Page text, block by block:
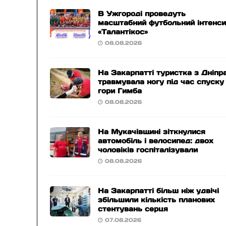
В Ужгороді проведуть
масштабний футбольний
«Талантікос»
08.08.2026
На Закарпатті туристка з
травмувала ногу під час спуску
гори Гимба
08.08.2026
На Мукачівщині зіткнулися
автомобіль і велосипед: двох
чоловіків госпіталізували
08.08.2026
На Закарпатті більш ніж удвічі
збільшили кількість планових
стентувань серця
07.08.2026